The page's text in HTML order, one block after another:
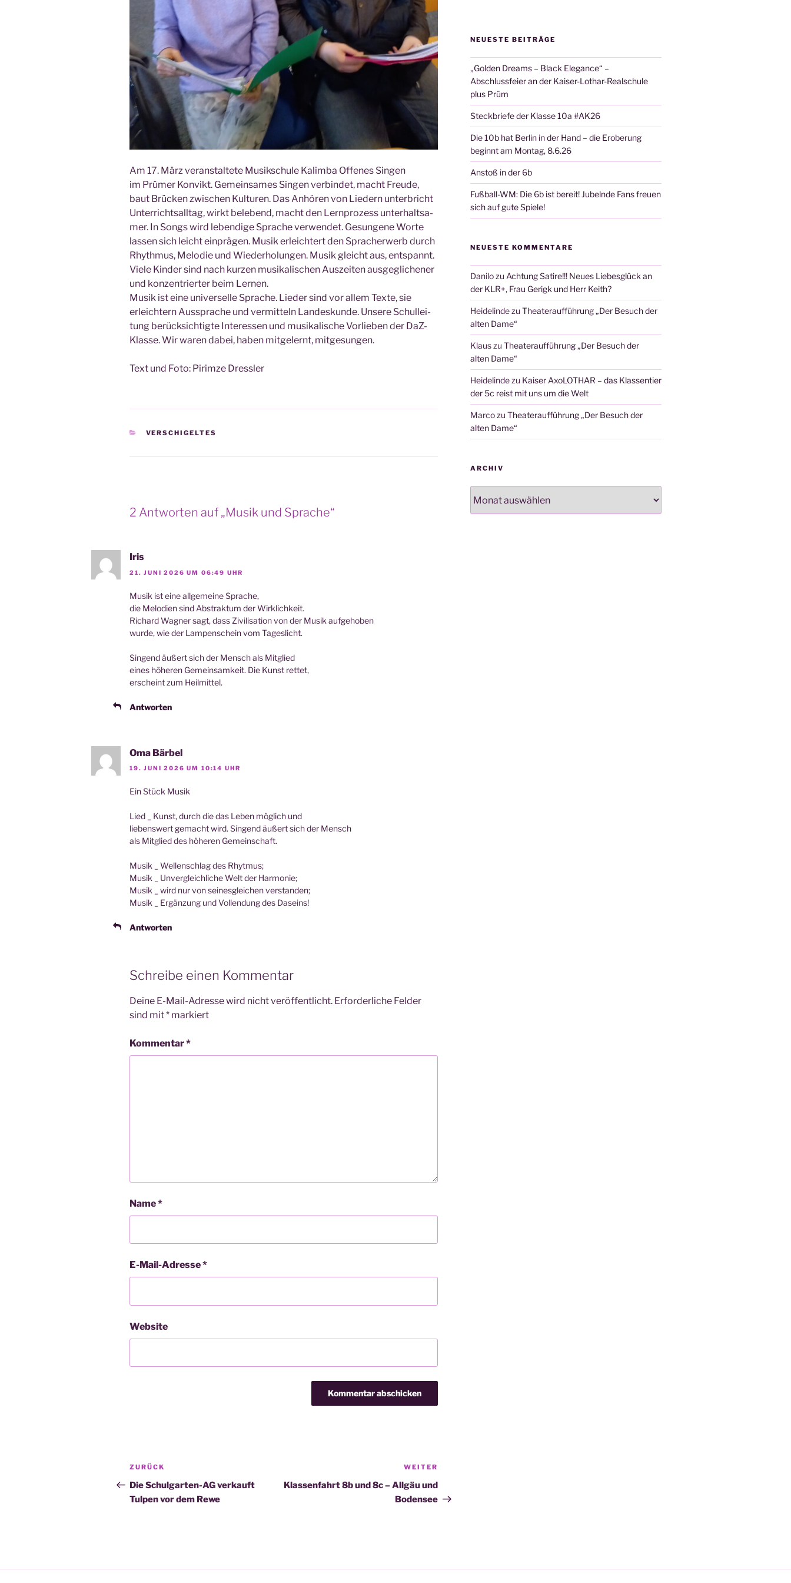
Am 17. März ver­an­stal­te­te Musik­schu­le Kalim­ba Offe­nes Singen
im Prü­mer Kon­vikt. Gemein­sa­mes Sin­gen ver­bin­det, macht Freude,
baut Brü­cken zwi­schen Kul­tu­ren. Das Anhö­ren von Lie­dern unter­bricht
Unter­richts­all­tag, wirkt bele­bend, macht den Lern­pro­zess unter­halt­sa­
mer. In Songs wird leben­di­ge Spra­che ver­wen­det. Gesun­ge­ne Wor­te
las­sen sich leicht ein­prä­gen. Musik erleich­tert den Sprach­er­werb durch
Rhyth­mus, Melo­die und Wie­der­ho­lun­gen. Musik gleicht aus, ent­spannt.
Vie­le Kin­der sind nach kur­zen musi­ka­li­schen Aus­zei­ten aus­ge­gli­che­ner
und kon­zen­trier­ter beim Lernen.
Musik ist eine uni­ver­sel­le Spra­che. Lie­der sind vor allem Tex­te, sie
erleich­tern Aus­spra­che und ver­mit­teln Lan­des­kun­de. Unse­re Schul­lei­
tung berück­sich­tig­te Inter­es­sen und musi­ka­li­sche Vor­lie­ben der DaZ-
Klas­se. Wir waren dabei, haben mit­ge­lernt, mitgesungen.
Text und Foto: Pirim­ze Dressler
KATEGORIEN
VERSCHIGELTES
2 Antworten auf „Musik und Sprache“
Iris
21. JUNI 2026 UM 06:49 UHR
Musik ist eine all­ge­mei­ne Sprache,
die Melo­dien sind Abs­trak­tum der Wirklichkeit.
Richard Wag­ner sagt, dass Zivi­li­sa­ti­on von der Musik aufgehoben
wur­de, wie der Lam­pen­schein vom Tageslicht.
Sin­gend äußert sich der Mensch als Mitglied
eines höhe­ren Gemein­sam­keit. Die Kunst rettet,
erscheint zum Heilmittel.
Antworten
Oma Bärbel
19. JUNI 2026 UM 10:14 UHR
Ein Stück Musik
Lied _ Kunst, durch die das Leben mög­lich und
lie­bens­wert gemacht wird. Sin­gend äußert sich der Mensch
als Mit­glied des höhe­ren Gemeinschaft.
Musik _ Wel­len­schlag des Rhytmus;
Musik _ Unver­gleich­li­che Welt der Harmonie;
Musik _ wird nur von sei­nes­glei­chen verstanden;
Musik _ Ergän­zung und Voll­endung des Daseins!
Antworten
Schreibe einen Kommentar
Deine E-Mail-Adresse wird nicht veröffentlicht. Erforderliche Felder
sind mit* markiert
Kommentar*
Name*
E-Mail-Adresse*
Website
Beitragsnavigation
Vorheriger
Beitrag
ZURÜCK
Die Schulgarten-AG verkauft
Tulpen vor dem Rewe
Beitrag
WEITER
Klassenfahrt 8b und 8c – Allgäu und
Bodensee
NEUESTE BEITRÄGE
„Golden Dreams – Black Elegance“ –
Abschlussfeier an der Kaiser-Lothar-Realschule
plus Prüm
Steckbriefe der Klasse 10a #AK26
Die 10b hat Berlin in der Hand – die Eroberung
beginnt am Montag, 8.6.26
Anstoß in der 6b
Fußball-WM: Die 6b ist bereit! Jubelnde Fans freuen
sich auf gute Spiele!
NEUESTE KOMMENTARE
Danilozu Achtung Satire!!! Neues Liebesglück an
der KLR+, Frau Gerigk und Herr Keith?
Heidelindezu Theateraufführung „Der Besuch der
alten Dame“
Klauszu Theateraufführung „Der Besuch der
alten Dame“
Heidelindezu Kaiser AxoLOTHAR – das Klassentier
der 5c reist mit uns um die Welt
Marcozu Theateraufführung „Der Besuch der
alten Dame“
ARCHIV